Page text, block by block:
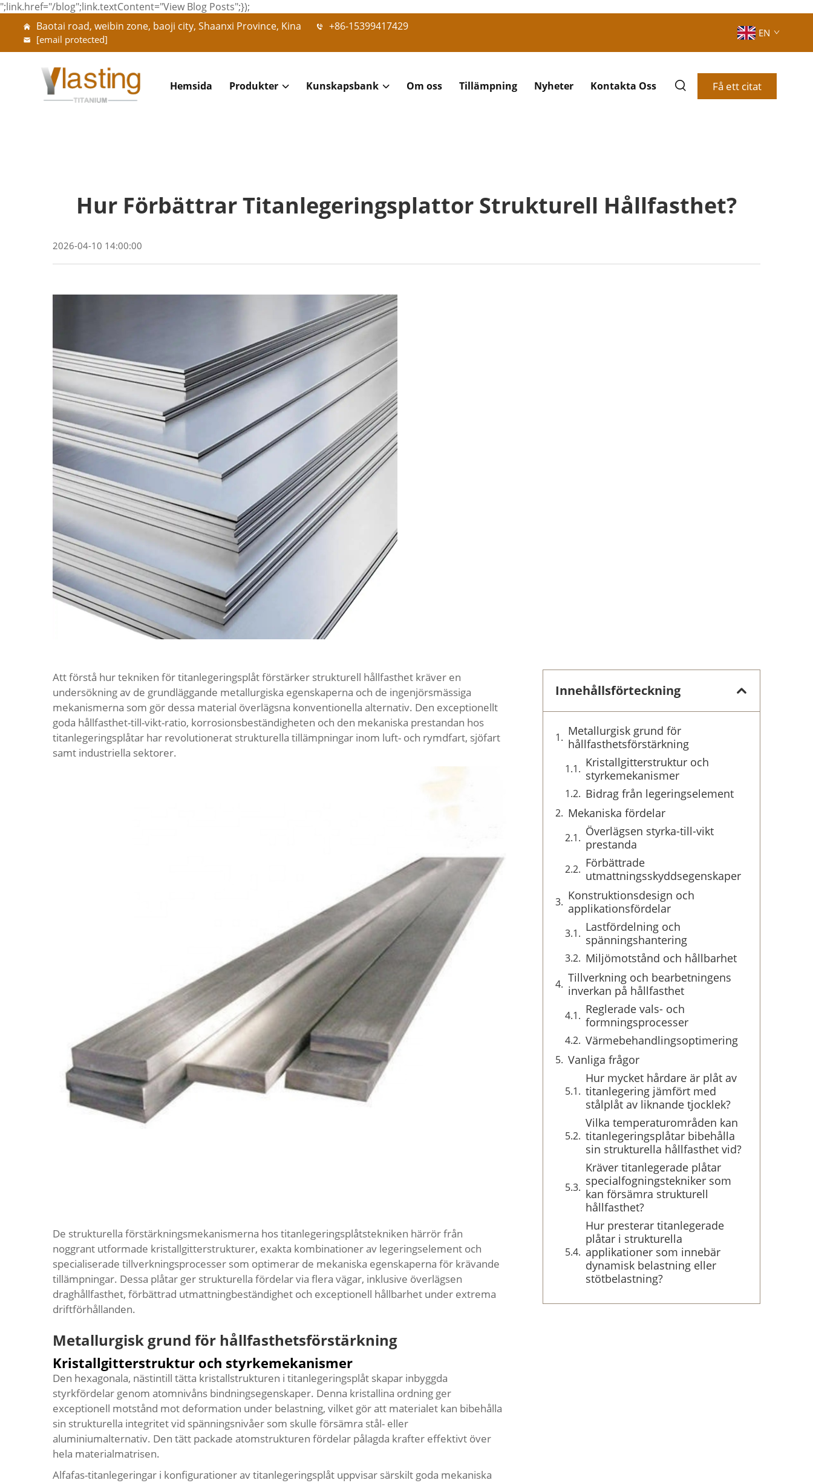
";link.href="/blog";link.textContent="View Blog Posts";});
Baotai road, weibin zone, baoji city, Shaanxi Province, Kina
+86-15399417429
[email protected]
EN
Hemsida Produkter Kunskapsbank Om oss Tillämpning Nyheter Kontakta Oss Få ett citat
Hur Förbättrar Titanlegeringsplattor Strukturell Hållfasthet?
2026-04-10 14:00:00
Att förstå hur tekniken för titanlegeringsplåt förstärker strukturell hållfasthet kräver en
undersökning av de grundläggande metallurgiska egenskaperna och de ingenjörsmässiga
mekanismerna som gör dessa material överlägsna konventionella alternativ. Den exceptionellt
goda hållfasthet-till-vikt-ratio, korrosionsbeständigheten och den mekaniska prestandan hos
titanlegeringsplåtar har revolutionerat strukturella tillämpningar inom luft- och rymdfart, sjöfart
samt industriella sektorer.
De strukturella förstärkningsmekanismerna hos titanlegeringsplåtstekniken härrör från
noggrant utformade kristallgitterstrukturer, exakta kombinationer av legeringselement och
specialiserade tillverkningsprocesser som optimerar de mekaniska egenskaperna för krävande
tillämpningar. Dessa plåtar ger strukturella fördelar via flera vägar, inklusive överlägsen
draghållfasthet, förbättrad utmattningbeständighet och exceptionell hållbarhet under extrema
driftförhållanden.
Metallurgisk grund för hållfasthetsförstärkning
Kristallgitterstruktur och styrkemekanismer
Den hexagonala, nästintill tätta kristallstrukturen i titanlegeringsplåt skapar inbyggda
styrkfördelar genom atomnivåns bindningsegenskaper. Denna kristallina ordning ger
exceptionell motstånd mot deformation under belastning, vilket gör att materialet kan bibehålla
sin strukturella integritet vid spänningsnivåer som skulle försämra stål- eller
aluminiumalternativ. Den tätt packade atomstrukturen fördelar pålagda krafter effektivt över
hela materialmatrisen.
Alfafas-titanlegeringar i konfigurationer av titanlegeringsplåt uppvisar särskilt goda mekaniska
Innehållsförteckning
Metallurgisk grund för
hållfasthetsförstärkning
Kristallgitterstruktur och
styrkemekanismer
Bidrag från legeringselement
Mekaniska fördelar
Överlägsen styrka-till-vikt
prestanda
Förbättrade
utmattningsskyddsegenskaper
Konstruktionsdesign och
applikationsfördelar
Lastfördelning och
spänningshantering
Miljömotstånd och hållbarhet
Tillverkning och bearbetningens
inverkan på hållfasthet
Reglerade vals- och
formningsprocesser
Värmebehandlingsoptimering
Vanliga frågor
Hur mycket hårdare är plåt av
titanlegering jämfört med
stålplåt av liknande tjocklek?
Vilka temperaturområden kan
titanlegeringsplåtar bibehålla
sin strukturella hållfasthet vid?
Kräver titanlegerade plåtar
specialfogningstekniker som
kan försämra strukturell
hållfasthet?
Hur presterar titanlegerade
plåtar i strukturella
applikationer som innebär
dynamisk belastning eller
stötbelastning?